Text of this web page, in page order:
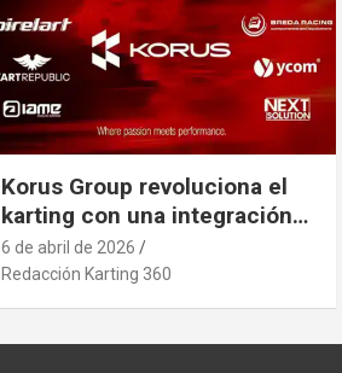
Korus Group revoluciona el
karting con una integración
industrial estratégica que se
anticipa a posibles
movimietos que afecten al
6 de abril de 2026
Redacción Karting 360